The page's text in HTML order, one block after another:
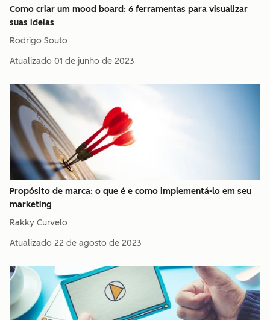
Como criar um mood board: 6 ferramentas para visualizar
suas ideias
Rodrigo Souto
Atualizado 01 de junho de 2023
Propósito de marca: o que é e como implementá-lo em seu
marketing
Rakky Curvelo
Atualizado 22 de agosto de 2023